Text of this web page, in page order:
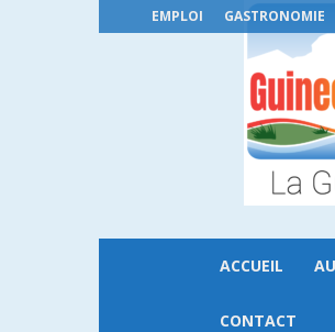
EMPLOI GASTRONOMIE
ACCUEIL
CONTACT